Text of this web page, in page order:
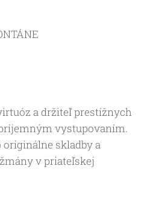
a držiteľ prestížnych
vystupovaním.
skladby a
v priateľskej